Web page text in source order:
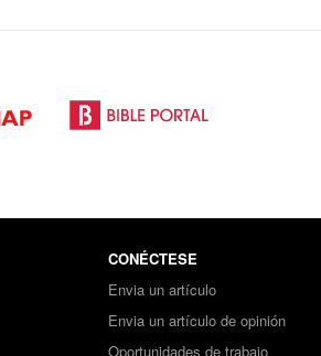
CONÉCTESE
Envia un artículo
Envia un artículo de opinión
Oportunidades de trabajo